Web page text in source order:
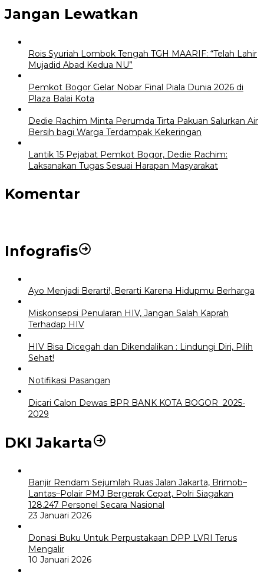
Jangan Lewatkan
Rois Syuriah Lombok Tengah TGH MAARIF: “Telah Lahir
Mujadid Abad Kedua NU”
Pemkot Bogor Gelar Nobar Final Piala Dunia 2026 di
Plaza Balai Kota
Dedie Rachim Minta Perumda Tirta Pakuan Salurkan Air
Bersih bagi Warga Terdampak Kekeringan
Lantik 15 Pejabat Pemkot Bogor, Dedie Rachim:
Laksanakan Tugas Sesuai Harapan Masyarakat
Komentar
Infografis
Ayo Menjadi Berarti!, Berarti Karena Hidupmu Berharga
Miskonsepsi Penularan HIV, Jangan Salah Kaprah
Terhadap HIV
HIV Bisa Dicegah dan Dikendalikan : Lindungi Diri, Pilih
Sehat!
Notifikasi Pasangan
Dicari Calon Dewas BPR BANK KOTA BOGOR 2025-
2029
DKI Jakarta
Banjir Rendam Sejumlah Ruas Jalan Jakarta, Brimob–
Lantas–Polair PMJ Bergerak Cepat, Polri Siagakan
128.247 Personel Secara Nasional
23 Januari 2026
Donasi Buku Untuk Perpustakaan DPP LVRI Terus
Mengalir
10 Januari 2026